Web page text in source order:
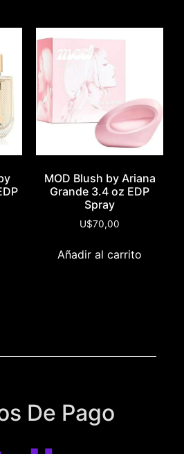
MOD Blush by Ariana
Grande 3.4 oz EDP
Spray
U$70,00
Añadir al carrito
De Pago